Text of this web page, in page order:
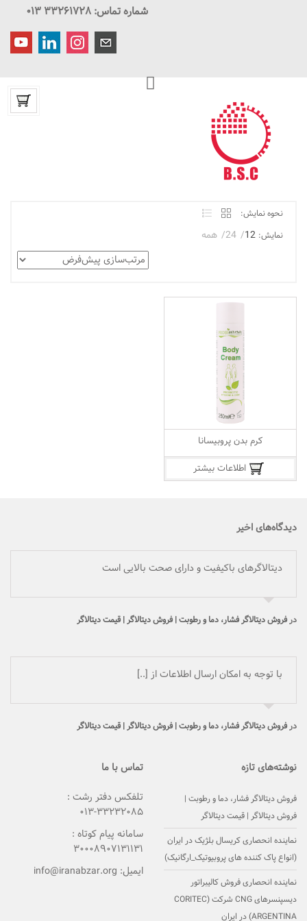
شماره تماس: ۳۳۲۶۱۷۲۸ ۰۱۳
نحوه نمایش:
نمایش: 12
24 همه
کرم بدن پروبیسانا
اطلاعات بیشتر
دیدگاه‌های اخیر
دیتالاگرهای باکیفیت و دارای صحت بالایی است
درفروش دیتالاگر فشار، دما و رطوبت | فروش دیتالاگر | قیمت دیتالاگر
با توجه به امکان ارسال اطلاعات از [..]
درفروش دیتالاگر فشار، دما و رطوبت | فروش دیتالاگر | قیمت دیتالاگر
نوشته‌های تازه
فروش دیتالاگر فشار، دما و رطوبت |
فروش دیتالاگر | قیمت دیتالاگر
نماینده انحصاری کریسال بلژیک در ایران
(انواع پاک کننده های پروبیوتیک_ارگانیک)
نماینده انحصاری فروش کالیبراتور
دیسپنسرهای CNG شرکت (CORITEC
(ARGENTINA در ایران
تماس با ما
تلفکس دفتر رشت :
۳۳۲۳۲۰۸۵-۰۱۳
سامانه پیام کوتاه :
۳۰۰۰۸۹۰۷۱۳۱۱۳۱
ایمیل: info@iranabzar.org